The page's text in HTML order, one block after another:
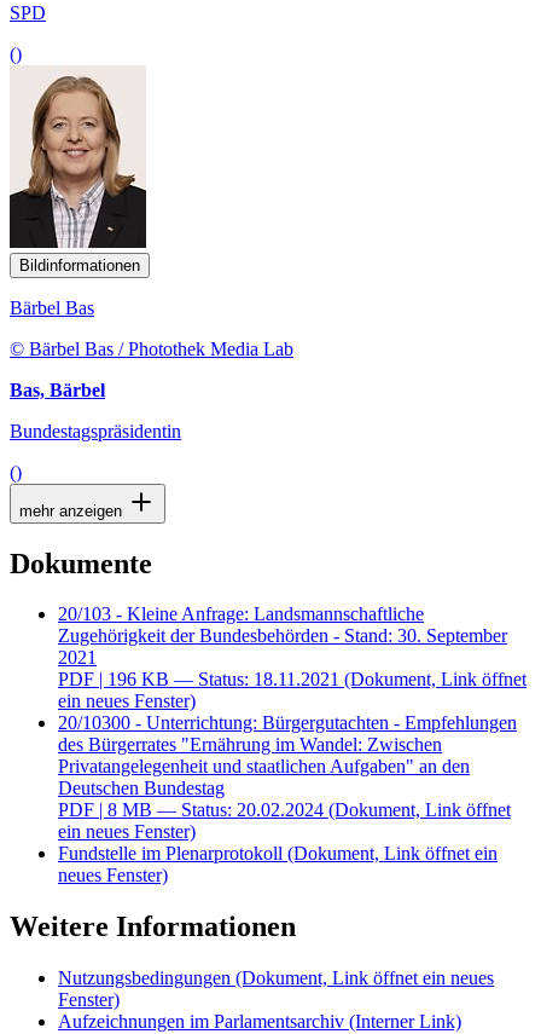
SPD
()
Bildinformationen
Bärbel Bas
© Bärbel Bas / Photothek Media Lab
Bas, Bärbel
Bundestagspräsidentin
()
mehr anzeigen
Dokumente
20/103 - Kleine Anfrage: Landsmannschaftliche
Zugehörigkeit der Bundesbehörden - Stand: 30. September
2021
PDF | 196 KB — Status: 18.11.2021 (Dokument, Link öffnet
ein neues Fenster)
20/10300 - Unterrichtung: Bürgergutachten - Empfehlungen
des Bürgerrates "Ernährung im Wandel: Zwischen
Privatangelegenheit und staatlichen Aufgaben" an den
Deutschen Bundestag
PDF | 8 MB — Status: 20.02.2024 (Dokument, Link öffnet
ein neues Fenster)
Fundstelle im Plenarprotokoll (Dokument, Link öffnet ein
neues Fenster)
Weitere Informationen
Nutzungsbedingungen (Dokument, Link öffnet ein neues
Fenster)
Aufzeichnungen im Parlamentsarchiv (Interner Link)